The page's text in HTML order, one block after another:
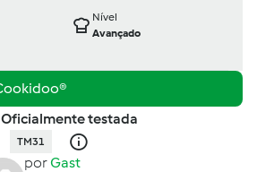
Nível
Avançado
Oficialmente testada
TM31
porGast